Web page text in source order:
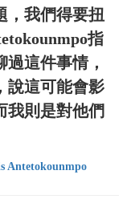
，我們得要扭
指
這件事情，
說這可能會影
我則是對他們
Antetokounmpo